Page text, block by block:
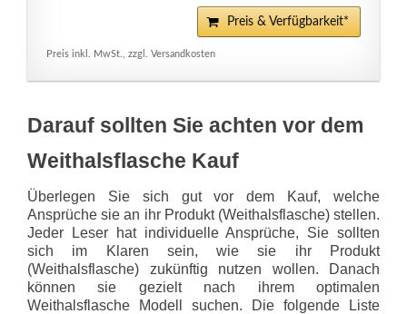
Preis & Verfügbarkeit*
Preis inkl. MwSt., zzgl. Versandkosten
Darauf sollten Sie achten vor dem
Weithalsflasche Kauf
Überlegen Sie sich gut vor dem Kauf, welche
Ansprüche sie an ihr Produkt (Weithalsflasche) stellen.
Jeder Leser hat individuelle Ansprüche, Sie sollten
sich im Klaren sein, wie sie ihr Produkt
(Weithalsflasche) zukünftig nutzen wollen. Danach
können sie gezielt nach ihrem optimalen
Weithalsflasche Modell suchen. Die folgende Liste